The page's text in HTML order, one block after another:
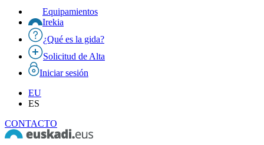
Equipamientos
Irekia
¿Qué es la gida?
Solicitud de Alta
Iniciar sesión
EU
ES
CONTACTO